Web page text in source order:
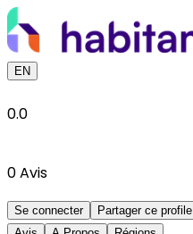
EN
0.0
0Avis
Se connecter
Partager ce profile